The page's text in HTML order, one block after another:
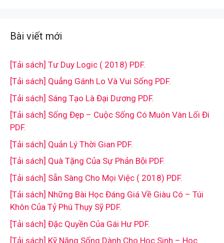
Bài viết mới
[Tải sách] Tư Duy Logic ( 2018) PDF.
[Tải sách] Quẳng Gánh Lo Và Vui Sống PDF.
[Tải sách] Sáng Tạo Là Đại Dương PDF.
[Tải sách] Sống Đẹp – Cuộc Sống Có Muôn Vàn Lối Đi
PDF.
[Tải sách] Quản Lý Thời Gian PDF.
[Tải sách] Quà Tặng Của Sự Phản Bội PDF.
[Tải sách] Sẵn Sàng Cho Mọi Việc ( 2018) PDF.
[Tải sách] Những Bài Học Đáng Giá Về Giàu Có – Túi
Khôn Của Tỷ Phú Thụy Sỹ PDF.
[Tải sách] Đặc Quyền Của Gái Hư PDF.
[Tải sách] Kỹ Năng Sống Dành Cho Học Sinh – Học